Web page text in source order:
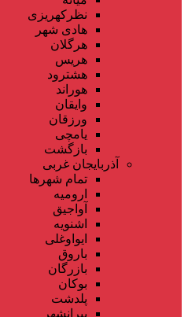
نظرکهریزی
هادی شهر
هرگلان
هریس
هشترود
هوراند
وایقان
ورزقان
یامچی
بازگشت
آذربایجان غربی
تمام شهر‌ها
ارومیه
آواجیق
اشنویه
ایواوغلی
باروق
بازرگان
بوکان
پلدشت
پیرانشهر